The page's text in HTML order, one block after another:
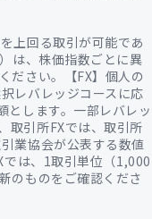
上回る取引が可能であ
は、株価指数ごとに異
ださい。【FX】個人の
レバレッジコースに応
します。一部レバレッ
取引所FXでは、取引所
業協会が公表する数値
は、1取引単位（1,000
のものをご確認くださ